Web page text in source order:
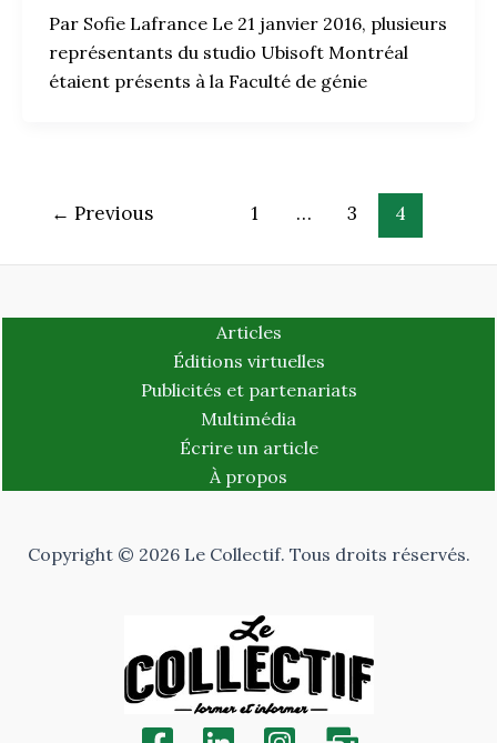
Par Sofie Lafrance Le 21 janvier 2016, plusieurs
représentants du studio Ubisoft Montréal
étaient présents à la Faculté de génie
← Previous 1 … 3 4
Articles
Éditions virtuelles
Publicités et partenariats
Multimédia
Écrire un article
À propos
Copyright © 2026 Le Collectif. Tous droits réservés.